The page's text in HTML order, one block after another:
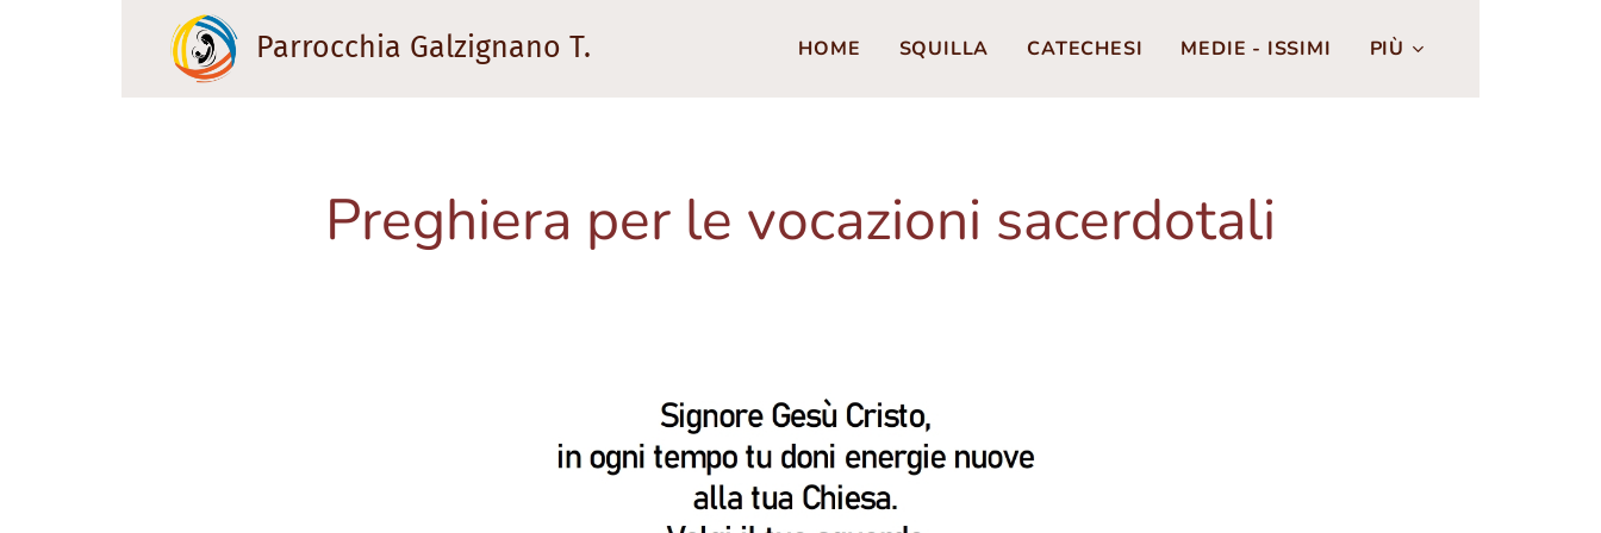
Parrocchia Galzignano T. HOME SQUILLA CATECHESI MEDIE - ISSIMI PIÙ
Preghiera per le vocazioni sacerdotali